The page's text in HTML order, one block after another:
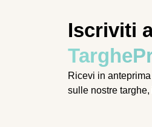
Iscriviti
Ricevi in
sulle nostre